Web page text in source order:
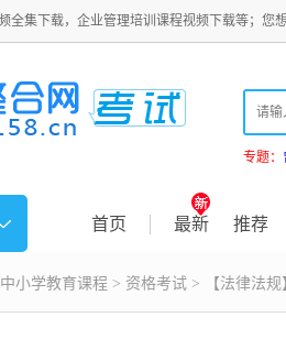
全集下载，企业管理培训课程视频下载等；您
专题：
首页 最新 推荐
中小学教育课程 > 资格考试 > 【法律法